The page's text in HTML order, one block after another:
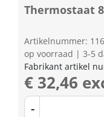
Thermostaat
Artikelnummer:
op voorraad | 3-5
Fabrikant artikel
€ 32,46
-